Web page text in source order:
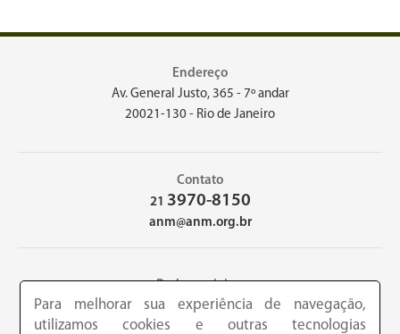
Endereço
Av. General Justo, 365 - 7º andar
20021-130 - Rio de Janeiro
Contato
21 3970-8150
anm@anm.org.br
Redes sociais
Para melhorar sua experiência de navegação,
utilizamos cookies e outras tecnologias